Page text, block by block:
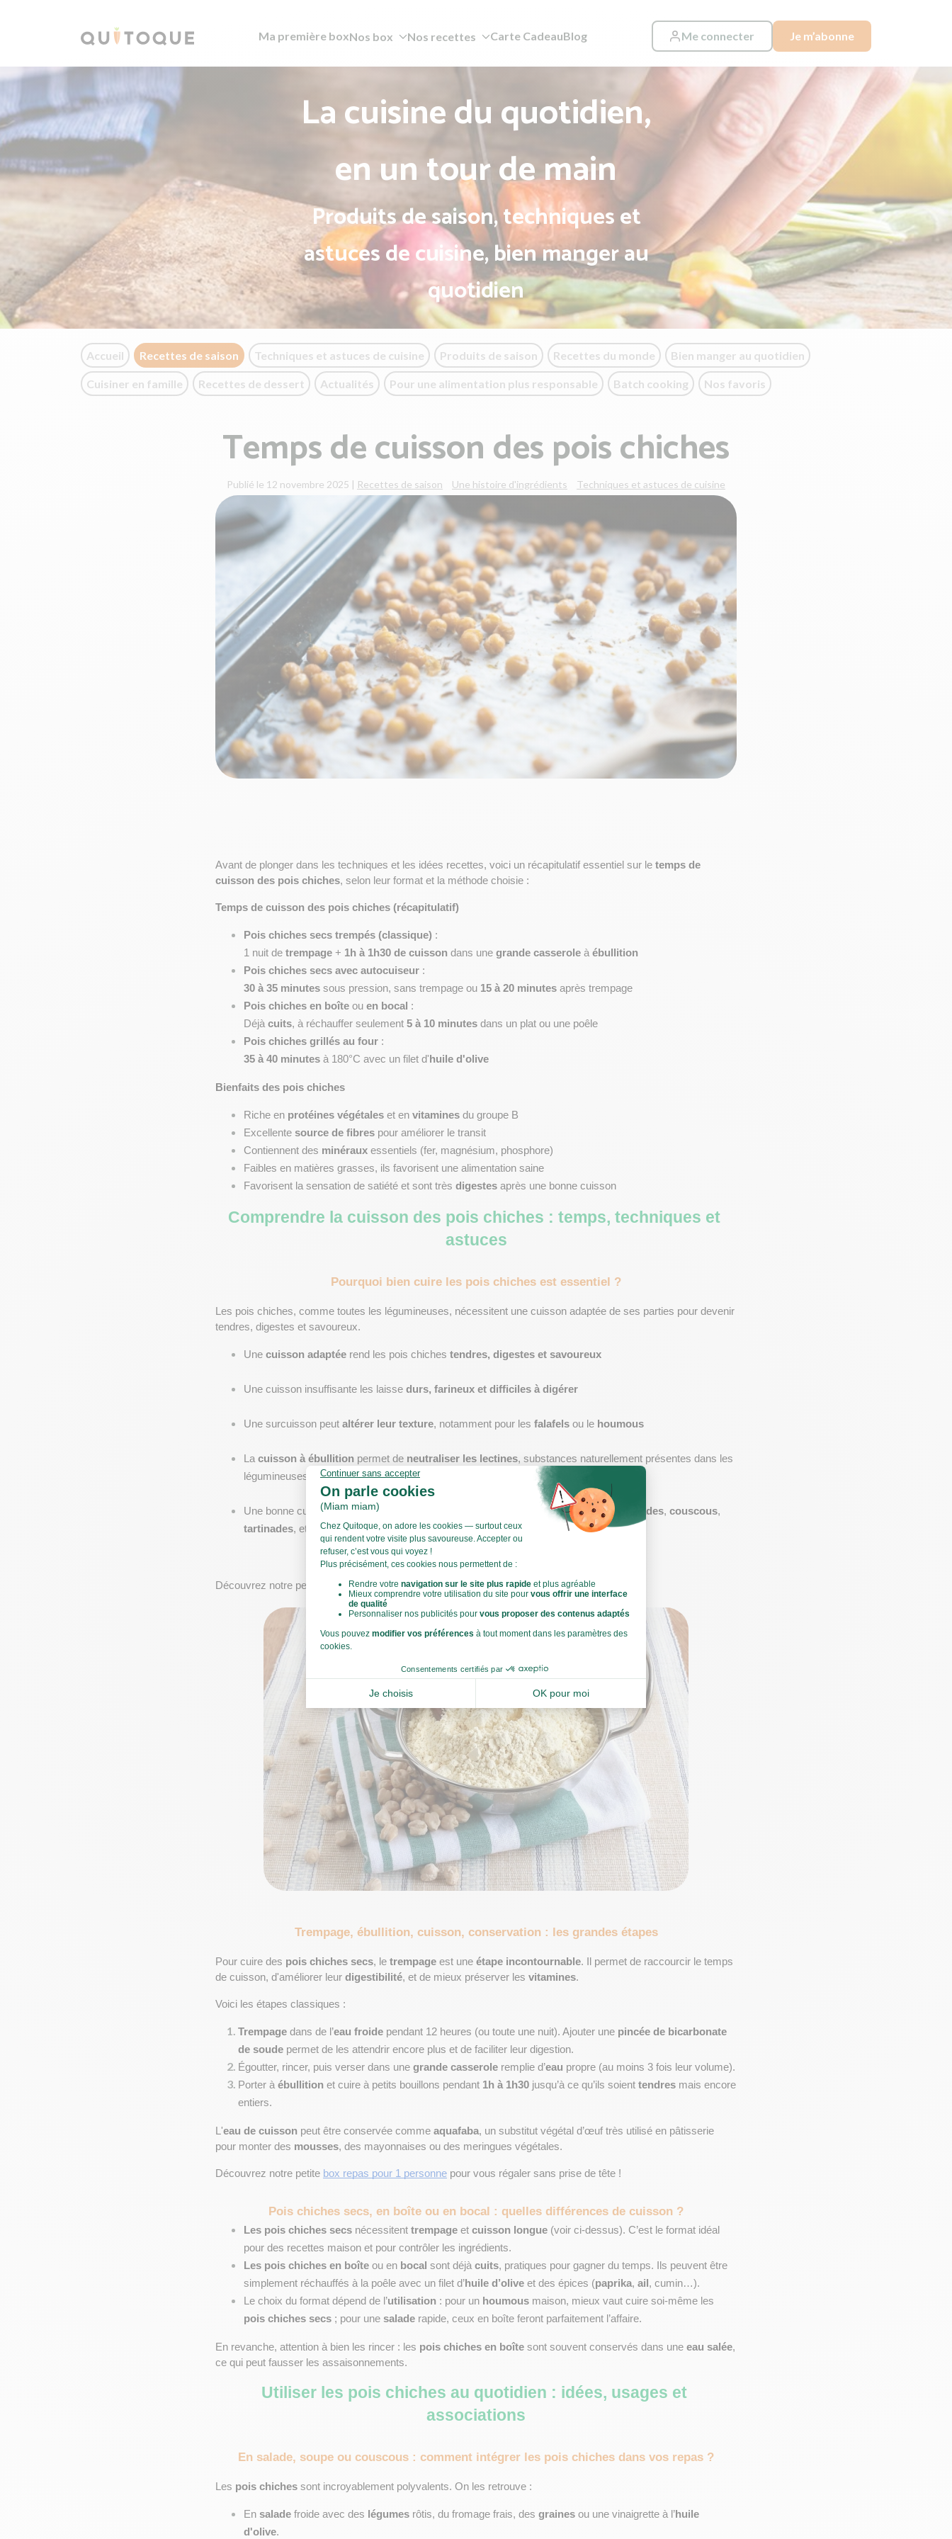
Ma première boxNos box Nos recettes Carte CadeauBlog Me connecter Je m’abonne
La cuisine du quotidien,
en un tour de main
Produits de saison, techniques et
astuces de cuisine, bien manger au
quotidien
Accueil Recettes de saison Techniques et astuces de cuisine Produits de saison Recettes du monde Bien manger au quotidien
Cuisiner en famille Recettes de dessert Actualités Pour une alimentation plus responsable Batch cooking Nos favoris
Temps de cuisson des pois chiches
Publié le 12 novembre 2025 | Recettes de saison Une histoire d'ingrédients Techniques et astuces de cuisine
Avant de plonger dans les techniques et les idées recettes, voici un récapitulatif essentiel sur le temps de
cuisson des pois chiches, selon leur format et la méthode choisie :
Temps de cuisson des pois chiches (récapitulatif)
Pois chiches secs trempés (classique) :
1 nuit de trempage + 1h à 1h30 de cuisson dans une grande casserole à ébullition
Pois chiches secs avec autocuiseur :
30 à 35 minutes sous pression, sans trempage ou 15 à 20 minutes après trempage
Pois chiches en boîte ou en bocal :
Déjà cuits, à réchauffer seulement 5 à 10 minutes dans un plat ou une poêle
Pois chiches grillés au four :
35 à 40 minutes à 180°C avec un filet d' huile d'olive
Bienfaits des pois chiches
Riche en protéines végétales et en vitamines du groupe B
Excellente source de fibres pour améliorer le transit
Contiennent des minéraux essentiels (fer, magnésium, phosphore)
Faibles en matières grasses, ils favorisent une alimentation saine
Favorisent la sensation de satiété et sont très digestes après une bonne cuisson
Comprendre la cuisson des pois chiches : temps, techniques et
astuces
Pourquoi bien cuire les pois chiches est essentiel ?
Les pois chiches, comme toutes les légumineuses, nécessitent une cuisson adaptée de ses parties pour devenir
tendres, digestes et savoureux.
Une cuisson adaptée rend les pois chiches tendres, digestes et savoureux
Une cuisson insuffisante les laisse durs, farineux et difficiles à digérer
Une surcuisson peut altérer leur texture, notamment pour les falafels ou le houmous
La cuisson à ébullition permet de neutraliser les lectines, substances naturellement présentes dans les
légumineuses
Une bonne cuisson facilite leur intégration dans de nombreuses recettes : soupes salades, couscous
tartinades, etc.
Découvrez notre petite sélection de recettes de pois chiches par Quitoque !
Trempage, ébullition, cuisson, conservation : les grandes étapes
Pour cuire des pois chiches secs, le trempage est une étape incontournable. Il permet de raccourcir le temps
de cuisson, d'améliorer leur digestibilité, et de mieux préserver les vitamines.
Voici les étapes classiques :
Trempage dans de l’eau froide pendant 12 heures (ou toute une nuit). Ajouter une pincée de bicarbonate
de soude permet de les attendrir encore plus et de faciliter leur digestion.
Égoutter, rincer, puis verser dans une grande casserole remplie d’eau propre (au moins 3 fois leur volume).
Porter à ébullition et cuire à petits bouillons pendant 1h à 1h30 jusqu’à ce qu’ils soient tendres mais encore
entiers.
L'eau de cuisson peut être conservée comme aquafaba, un substitut végétal d’œuf très utilisé en pâtisserie
pour monter des mousses, des mayonnaises ou des meringues végétales.
Découvrez notre petite box repas pour 1 personne pour vous régaler sans prise de tête !
Pois chiches secs, en boîte ou en bocal : quelles différences de cuisson ?
Les pois chiches secs nécessitent trempage et cuisson longue (voir ci-dessus). C’est le format idéal
pour des recettes maison et pour contrôler les ingrédients.
Les pois chiches en boîte ou en bocal sont déjà cuits, pratiques pour gagner du temps. Ils peuvent être
simplement réchauffés à la poêle avec un filet d’huile d’olive et des épices (paprika, ail , cumin…).
Le choix du format dépend de l’utilisation : pour un houmous
pois chiches secs ; pour une salade rapide, ceux en boîte feront parfaitement l’affaire.
En revanche, attention à bien les rincer : les pois chiches en boîte sont souvent conservés dans une eau salée,
ce qui peut fausser les assaisonnements.
Utiliser les pois chiches au quotidien : idées, usages et
associations
En salade, soupe ou couscous : comment intégrer les pois chiches dans vos repas ?
Les pois chiches sont incroyablement polyvalents. On les retrouve :
En salade froide avec des légumes rôtis, du fromage frais, des graines ou une vinaigrette à l’huile
d'olive.